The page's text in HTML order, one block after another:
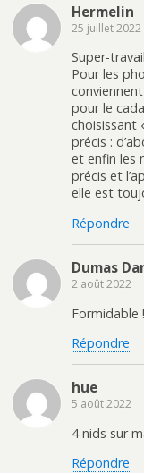
Hermelin
25 juillet 2022
Super-
Pour les
pour le
choisissant
précis :
et enfin les
précis et
elle est
Répondre
Dumas
2 août 2022
Formidable !
Répondre
hue
5 août 2022
4 nids sur
Répondre